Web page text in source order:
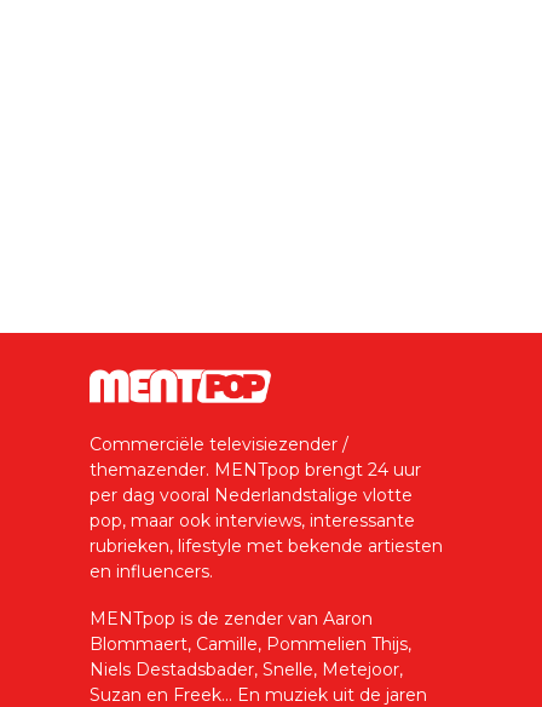
Commerciële televisiezender /
themazender. MENTpop brengt 24 uur
per dag vooral Nederlandstalige vlotte
pop, maar ook interviews, interessante
rubrieken, lifestyle met bekende artiesten
en influencers.
MENTpop is de zender van Aaron
Blommaert, Camille, Pommelien Thijs,
Niels Destadsbader, Snelle, Metejoor,
Suzan en Freek... En muziek uit de jaren